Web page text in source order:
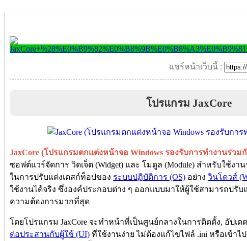
แชร์หน้าเว็บนี้ :
โปรแกรม JaxCore
JaxCore (โปรแกรมตกแต่งหน้าจอ Windows รองรับการทำงานร่วม
ซอฟต์แวร์จัดการ วิดเจ็ต (Widget) และ โมดูล (Module) สำหรับใช้งา
ในการปรับแต่งเดสก์ท็อปของ ระบบปฏิบัติการ (OS) อย่าง วินโดวส์
ใช้งานได้จริง ซึ่งองค์ประกอบต่าง ๆ ออกแบบมาให้ผู้ใช้สามารถปรับ
ความต้องการมากที่สุด
โดยโปรแกรม JaxCore จะทำหน้าที่เป็นศูนย์กลางในการติดตั้ง, อัปเ
ต่อประสานกับผู้ใช้ (UI) ที่ใช้งานง่าย ไม่ต้องแก้ไขไฟล์ .ini หรือเข้า